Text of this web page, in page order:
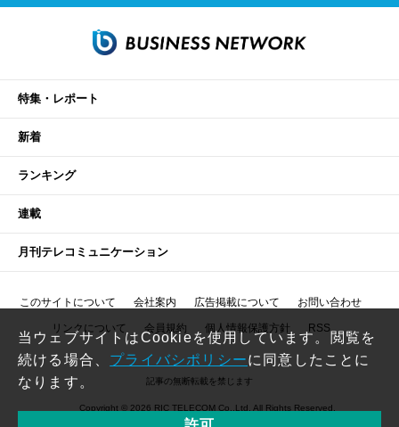
特集・レポート
新着
ランキング
連載
月刊テレコミュニケーション
このサイトについて 会社案内 広告掲載について お問い合わせ
リンクについて 会員規約 個人情報保護方針 RSS
記事の無断転載を禁じます
Copyright © 2026 RIC TELECOM Co.,Ltd. All Rights Reserved.
当ウェブサイトはCookieを使用しています。閲覧を
続ける場合、 プライバシポリシーに同意したことに
なります。